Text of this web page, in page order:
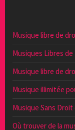
Musique libre de
Musiques Libres
Musique libre de
Musique illimitée
Musique Sans Droit
Où trouver de la